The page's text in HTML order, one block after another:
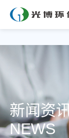
新闻资
NEWS